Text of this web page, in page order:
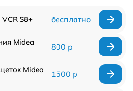
S8+ бесплатно
Midea
800 р
Midea
1500 р